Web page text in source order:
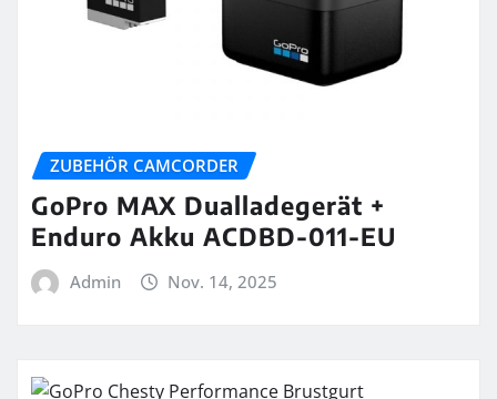
ZUBEHÖR CAMCORDER
GoPro MAX Dualladegerät +
Enduro Akku ACDBD-011-EU
Admin Nov. 14, 2025